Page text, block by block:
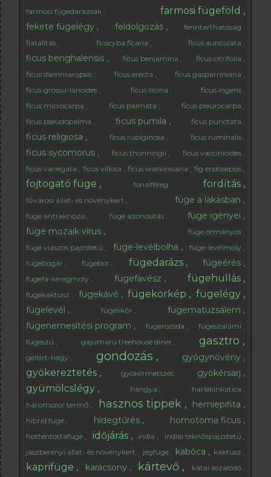
farmosi fügedarazsak farmosi fügeföld
fekete fügelégy feldolgozás
fenntarthatóság
fiatalítás
ficocyba ficaria ficus auriculata
ficus benghalensis ficus benjamina
ficus citrifolia
ficus dammaropsis
ficus erecta
ficus gasparriniana
ficus grossu-larioides
ficus ilicina
ficus ingens
ficus microcarpa
ficus palmata
ficus pleurocarpa
ficus pseudopalma
ficus pumila ficus punctata
ficus religiosa ficus rubiginosa ficus ruminalis
ficus sycomorus ficus thonningii
ficus vaccinioides
ficus variegata
ficus villosa ficus watkinsiana fig endosepsis
fojtogató füge fonalféreg fordítás
fővárosi állat- és növénykert füge a lakásban
füge antraknózis füge azonosítás
füge igényei
füge mozaik vírus
füge ormányos
füge viaszos pajzstetű
füge-levélbolha
füge-levélmoly
fügebogár
fügebor fügedarázs fügeérés
fügefa-kéregmoly fügefavész fügehullás
fügekaktusz fügekávé fügekörkép fügelégy
fügelevél fügelikőr
fügematuzsálem
fügenemesítési program
fügerozsda
fügeszalámi
fügeszú
gajumaru treehouse diner gasztro
gellért-hegy gondozás gyógynövény
gyökereztetés gyökérmetszés gyökérsarj
gyümölcslégy hangya
harlekinkatica
háromszor termő
hasznos tippek hemiepifita
hibrid füge hidegtűrés homotoma ficus
hottentottafüge időjárás india
indiai teknőspajzstetű
jászberényi állat- és növénykert
jégfüge kabóca kaktusz
kaprifüge karácsony kártevő
kátai aszalódó